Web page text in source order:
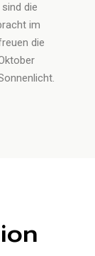
die
im
die